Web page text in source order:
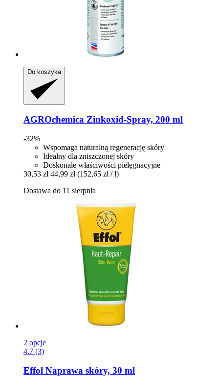
Do koszyka
AGROchemica Zinkoxid-​Spray, 200 ml
-32%
Wspomaga naturalną regenerację skóry
Idealny dla zniszczonej skóry
Doskonałe właściwości pielęgnacyjne
30,53 zł 44,99 zł (152,65 zł / l)
Dostawa do 11 sierpnia
2 opcje
4.7 (3)
Effol Naprawa skóry, 30 ml